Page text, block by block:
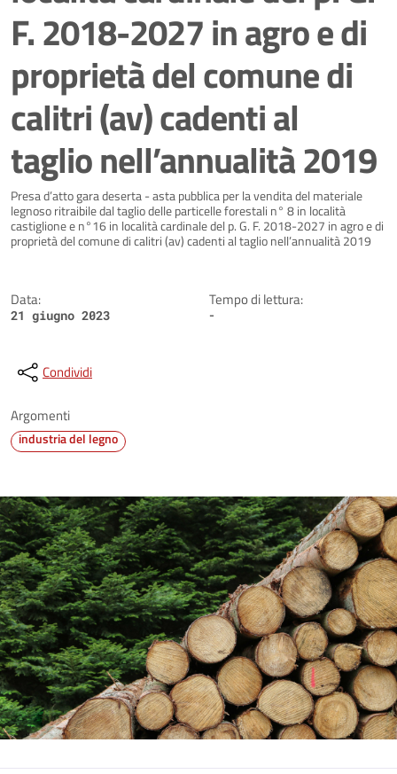
F. 2018-2027 in agro e di
proprietà del comune di
calitri (av) cadenti al
taglio nell’annualità 2019
Dettagli della notizia
Presa d’atto gara deserta - asta pubblica per la vendita del materiale
legnoso ritraibile dal taglio delle particelle forestali n° 8 in località
castiglione e n°16 in località cardinale del p. G. F. 2018-2027 in agro e di
proprietà del comune di calitri (av) cadenti al taglio nell’annualità 2019
Data:
21 giugno 2023
Tempo di lettura:
-
Condividi
Argomenti
industria del legno